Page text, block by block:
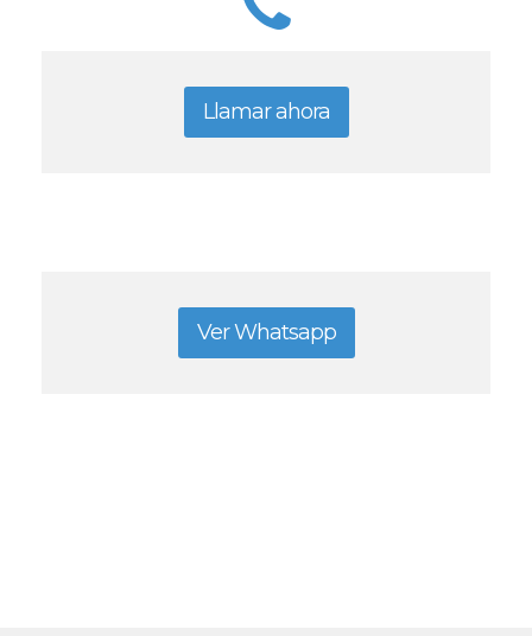
Llamar ahora
Ver Whatsapp